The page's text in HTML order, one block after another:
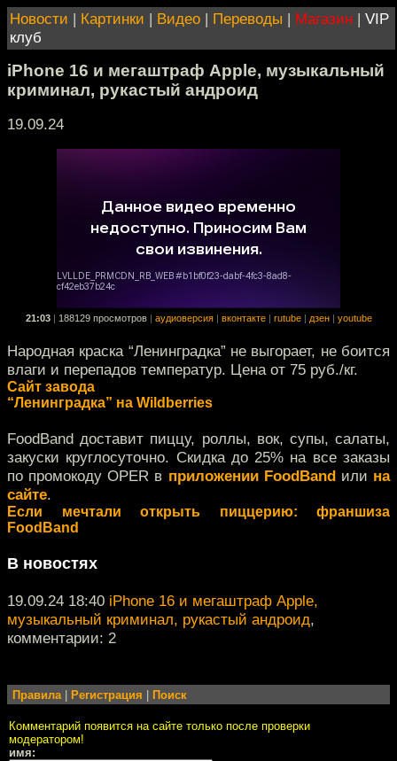
Новости | Картинки | Видео | Переводы | Магазин | VIP
клуб
iPhone 16 и мегаштраф Apple, музыкальный
криминал, рукастый андроид
19.09.24
21:03 188129 просмотров аудиоверсия вконтакте rutube дзен youtube
Народная краска “Ленинградка” не выгорает, не боится
влаги и перепадов температур. Цена от 75 руб./кг.
Сайт завода
“Ленинградка” на Wildberries
FoodBand доставит пиццу, роллы, вок, супы, салаты,
закуски круглосуточно. Скидка до 25% на все заказы
по промокоду OPER в приложении FoodBandили на
сайте.
Если мечтали открыть пиццерию: франшиза
FoodBand
В новостях
19.09.24 18:40 iPhone 16 и мегаштраф Apple,
музыкальный криминал, рукастый андроид,
комментарии: 2
Правила| Регистрация Поиск
Комментарий появится на сайте только после проверки
модератором!
имя: